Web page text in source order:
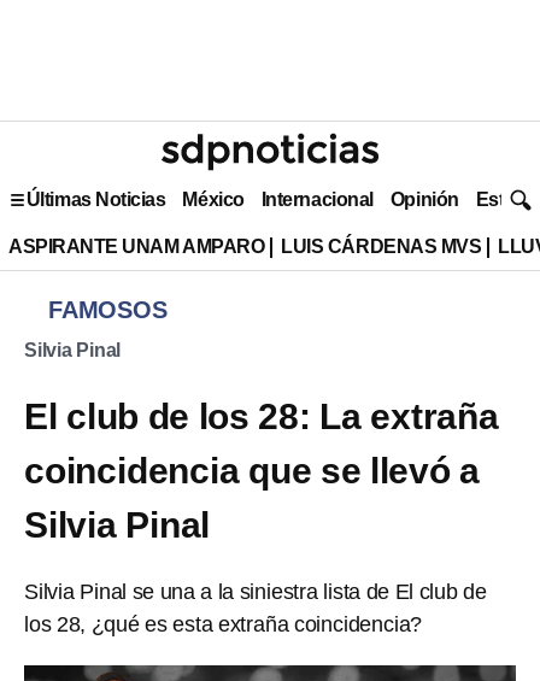
Últimas Noticias México Internacional Opinión Estilo
ASPIRANTE UNAM AMPARO LUIS CÁRDENAS MVS
FAMOSOS
Silvia Pinal
El club de los 28: La extraña
coincidencia que se llevó a
Silvia Pinal
Silvia Pinal se una a la siniestra lista de El club de
los 28, ¿qué es esta extraña coincidencia?